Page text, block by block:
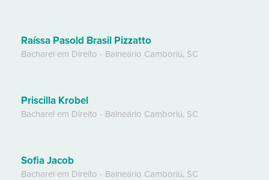
Raíssa Pasold Brasil Pizzatto
Bacharel em Direito - Balneário Camboriú, SC
Priscilla Krobel
Bacharel em Direito - Balneário Camboriú, SC
Sofia Jacob
Bacharel em Direito - Balneário Camboriú, SC